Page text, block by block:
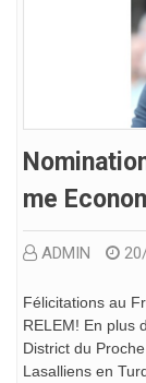
Me
ADMIN
Félicitations au
RELEM! En plus
District du
Lasalliens en